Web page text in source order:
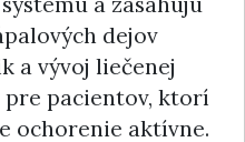
dejov
a vývoj liečenej
pre pacientov, ktorí
ochorenie aktívne.